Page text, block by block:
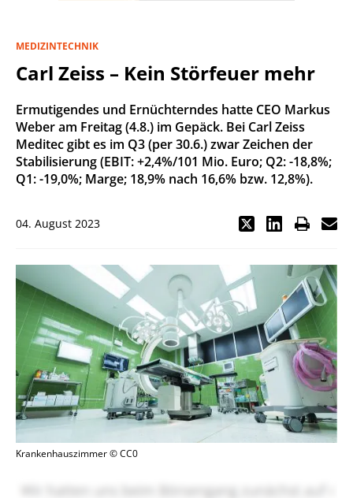
MEDIZINTECHNIK
Carl Zeiss – Kein Störfeuer mehr
Ermutigendes und Ernüchterndes hatte CEO Markus
Weber am Freitag (4.8.) im Gepäck. Bei Carl Zeiss
Meditec gibt es im Q3 (per 30.6.) zwar Zeichen der
Stabilisierung (EBIT: +2,4%/101 Mio. Euro; Q2: -18,8%;
Q1: -19,0%; Marge; 18,9% nach 16,6% bzw. 12,8%).
04. August 2023
Krankenhauszimmer © CC0